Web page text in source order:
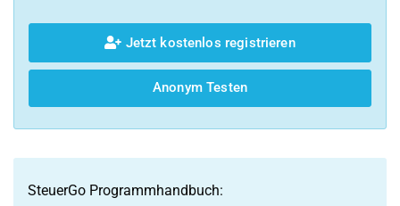
Jetzt kostenlos registrieren
Anonym Testen
SteuerGo Programmhandbuch: